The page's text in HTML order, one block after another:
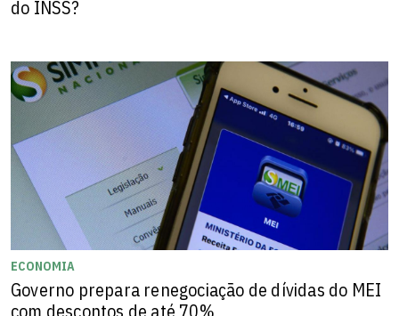
do INSS?
ECONOMIA
Governo prepara renegociação de dívidas do MEI
com descontos de até 70%